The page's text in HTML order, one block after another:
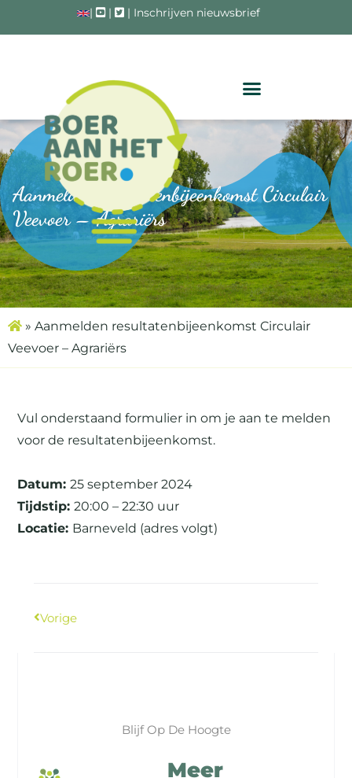
| | | Inschrijven nieuwsbrief
Aanmelden resultatenbijeenkomst Circulair
Veevoer – Agrariërs
» Aanmelden resultatenbijeenkomst Circulair
Veevoer – Agrariërs
Vul onderstaand formulier in om je aan te melden
voor de resultatenbijeenkomst.
Datum:25 september 2024
Tijdstip:20:00 – 22:30 uur
Locatie: Barneveld (adres volgt)
Vorige
Blijf Op De Hoogte
Meer